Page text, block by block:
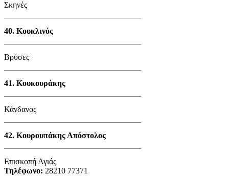
Σκηνές
40. Κουκλινός
Βρύσες
41. Κουκουράκης
Κάνδανος
42. Κουρουπάκης Απόστολος
Επισκοπή Αγιάς
Τηλέφωνο: 28210 77371